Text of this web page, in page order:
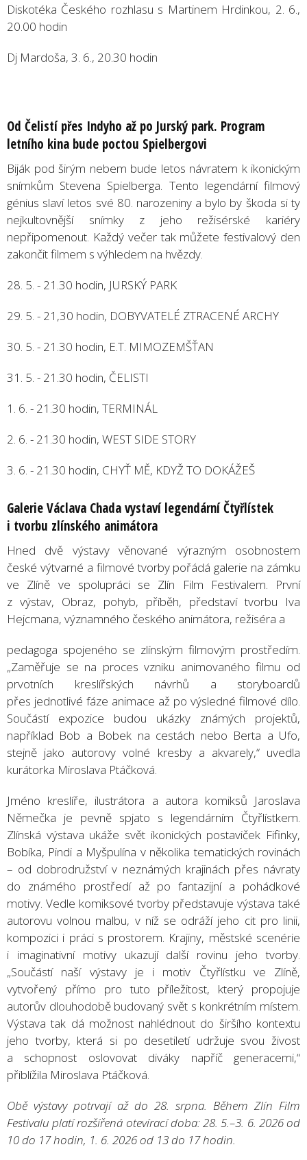
Diskotéka Českého rozhlasu s Martinem Hrdinkou, 2. 6.,
20.00 hodin
Dj Mardoša, 3. 6., 20.30 hodin
Od Čelistí přes Indyho až po Jurský park. Program
letního kina bude poctou Spielbergovi
Biják pod širým nebem bude letos návratem k ikonickým
snímkům Stevena Spielberga. Tento legendární filmový
génius slaví letos své 80. narozeniny a bylo by škoda si ty
nejkultovnější snímky z jeho režisérské kariéry
nepřipomenout. Každý večer tak můžete festivalový den
zakončit filmem s výhledem na hvězdy.
28. 5. - 21.30 hodin, JURSKÝ PARK
29. 5. - 21,30 hodin, DOBYVATELÉ ZTRACENÉ ARCHY
30. 5. - 21.30 hodin, E.T. MIMOZEMŠŤAN
31. 5. - 21.30 hodin, ČELISTI
1. 6. - 21.30 hodin, TERMINÁL
2. 6. - 21.30 hodin, WEST SIDE STORY
3. 6. - 21.30 hodin, CHYŤ MĚ, KDYŽ TO DOKÁŽEŠ
Galerie Václava Chada vystaví legendární Čtyřlístek
i tvorbu zlínského animátora
Hned dvě výstavy věnované výrazným osobnostem
české výtvarné a filmové tvorby pořádá galerie na zámku
ve Zlíně ve spolupráci se Zlín Film Festivalem. První
z výstav, Obraz, pohyb, příběh, představí tvorbu Iva
Hejcmana, významného českého animátora, režiséra a
pedagoga spojeného se zlínským filmovým prostředím.
„Zaměřuje se na proces vzniku animovaného filmu od
prvotních kreslířských návrhů a storyboardů
přes jednotlivé fáze animace až po výsledné filmové dílo.
Součástí expozice budou ukázky známých projektů,
například Bob a Bobek na cestách nebo Berta a Ufo,
stejně jako autorovy volné kresby a akvarely,“ uvedla
kurátorka Miroslava Ptáčková.
Jméno kreslíře, ilustrátora a autora komiksů Jaroslava
Němečka je pevně spjato s legendárním Čtyřlístkem.
Zlínská výstava ukáže svět ikonických postaviček Fifinky,
Bobíka, Pindi a Myšpulína v několika tematických rovinách
– od dobrodružství v neznámých krajinách přes návraty
do známého prostředí až po fantazijní a pohádkové
motivy. Vedle komiksové tvorby představuje výstava také
autorovu volnou malbu, v níž se odráží jeho cit pro linii,
kompozici i práci s prostorem. Krajiny, městské scenérie
i imaginativní motivy ukazují další rovinu jeho tvorby.
„Součástí naší výstavy je i motiv Čtyřlístku ve Zlíně,
vytvořený přímo pro tuto příležitost, který propojuje
autorův dlouhodobě budovaný svět s konkrétním místem.
Výstava tak dá možnost nahlédnout do širšího kontextu
jeho tvorby, která si po desetiletí udržuje svou živost
a schopnost oslovovat diváky napříč generacemi,“
přiblížila Miroslava Ptáčková.
Obě výstavy potrvají až do 28. srpna. Během Zlín Film
Festivalu platí rozšířená otevírací doba: 28. 5.–3. 6. 2026 od
10 do 17 hodin, 1. 6. 2026 od 13 do 17 hodin.